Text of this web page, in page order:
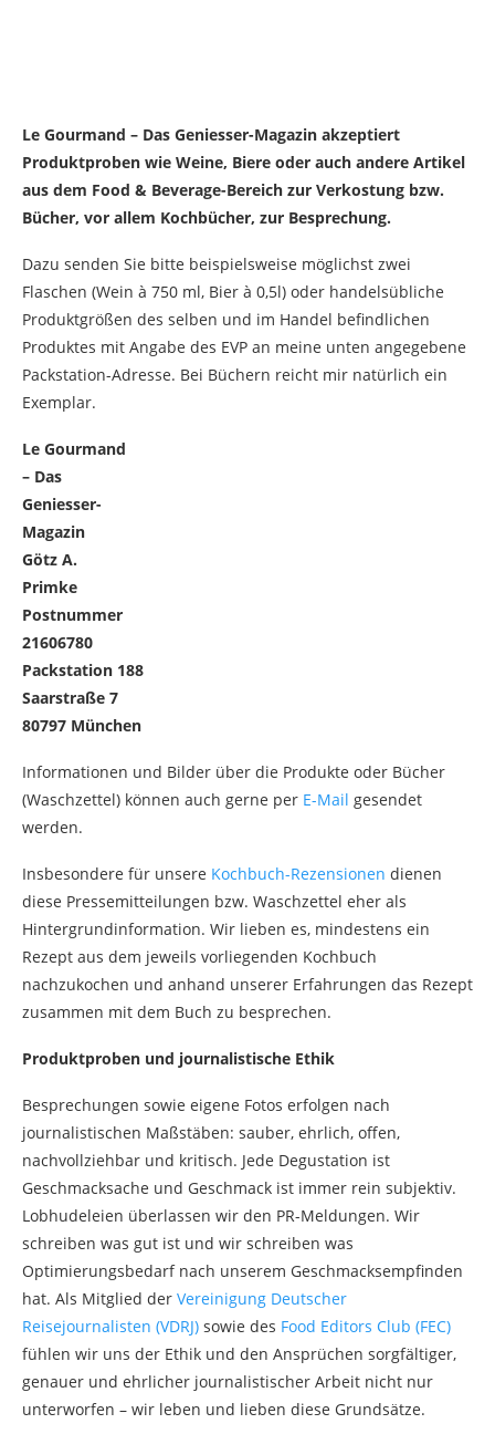
Le Gourmand – Das Geniesser-Magazin akzeptiert
Produktproben wie Weine, Biere oder auch andere Artikel
aus dem Food & Beverage-Bereich zur Verkostung bzw.
Bücher, vor allem Kochbücher, zur Besprechung.
Dazu senden Sie bitte beispielsweise möglichst zwei
Flaschen (Wein à 750 ml, Bier à 0,5l) oder handelsübliche
Produktgrößen des selben und im Handel befindlichen
Produktes mit Angabe des EVP an meine unten angegebene
Packstation-Adresse. Bei Büchern reicht mir natürlich ein
Exemplar.
Le Gourmand
– Das
Geniesser-
Magazin
Götz A.
Primke
Postnummer
21606780
Packstation 188
Saarstraße 7
80797 München
Informationen und Bilder über die Produkte oder Bücher
(Waschzettel) können auch gerne per E-Mail gesendet
werden.
Insbesondere für unsere Kochbuch-Rezensionen dienen
diese Pressemitteilungen bzw. Waschzettel eher als
Hintergrundinformation. Wir lieben es, mindestens ein
Rezept aus dem jeweils vorliegenden Kochbuch
nachzukochen und anhand unserer Erfahrungen das Rezept
zusammen mit dem Buch zu besprechen.
Produktproben und journalistische Ethik
Besprechungen sowie eigene Fotos erfolgen nach
journalistischen Maßstäben: sauber, ehrlich, offen,
nachvollziehbar und kritisch. Jede Degustation ist
Geschmacksache und Geschmack ist immer rein subjektiv.
Lobhudeleien überlassen wir den PR-Meldungen. Wir
schreiben was gut ist und wir schreiben was
Optimierungsbedarf nach unserem Geschmacksempfinden
hat. Als Mitglied der Vereinigung Deutscher
Reisejournalisten (VDRJ) sowie des Food Editors Club (FEC)
fühlen wir uns der Ethik und den Ansprüchen sorgfältiger,
genauer und ehrlicher journalistischer Arbeit nicht nur
unterworfen – wir leben und lieben diese Grundsätze.